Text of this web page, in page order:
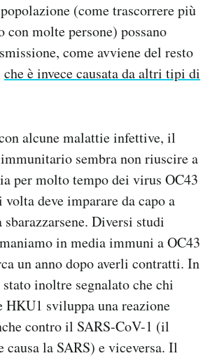
(come trascorrere più
con molte persone) possano
come avviene del resto
che è invece causata da altri tipi di
alcune malattie infettive, il
sembra non riuscire a
per molto tempo dei virus OC43
deve imparare da capo a
Diversi studi
in media immuni a OC43
un anno dopo averli contratti. In
inoltre segnalato che chi
HKU1 sviluppa una reazione
contro il SARS-CoV-1 (il
causa la SARS) e viceversa. Il